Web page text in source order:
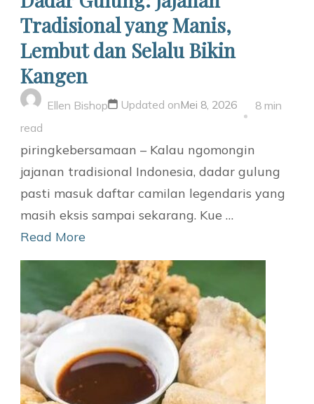
Tradisional yang Manis,
Lembut dan Selalu Bikin
Kangen
Ellen Bishop Updated onMei 8, 2026
8 min
read
piringkebersamaan – Kalau ngomongin
jajanan tradisional Indonesia, dadar gulung
pasti masuk daftar camilan legendaris yang
masih eksis sampai sekarang. Kue …
Read More